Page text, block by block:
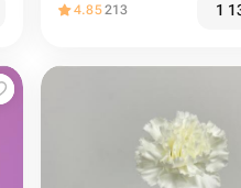
4.85213 1